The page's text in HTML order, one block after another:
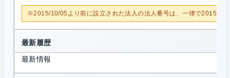
※2015/10/05より前に設立された法人の法人番号は、一律で2015/10/
最新履歴
最新情報